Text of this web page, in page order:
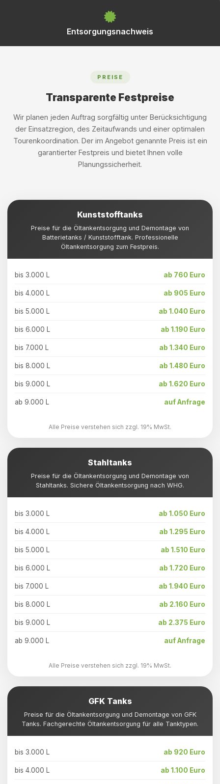
Entsorgungsnachweis
PREISE
Transparente Festpreise
Wir planen jeden Auftrag sorgfältig unter Berücksichtigung
der Einsatzregion, des Zeitaufwands und einer optimalen
Tourenkoordination. Der im Angebot genannte Preis ist ein
garantierter Festpreis und bietet Ihnen volle
Planungssicherheit.
Kunststofftanks
Preise für die Öltankentsorgung und Demontage von
Batterietanks / Kunststofftank. Professionelle
Öltankentsorgung zum Festpreis.
bis 3.000 L ab 760 Euro
bis 4.000 L ab 905 Euro
bis 5.000 L ab 1.040 Euro
bis 6.000 L ab 1.190 Euro
bis 7.000 L ab 1.340 Euro
bis 8.000 L ab 1.480 Euro
bis 9.000 L ab 1.620 Euro
ab 9.000 L auf Anfrage
Alle Preise verstehen sich zzgl. 19% MwSt.
Stahltanks
Preise für die Öltankentsorgung und Demontage von
Stahltanks. Sichere Öltankentsorgung nach WHG.
bis 3.000 L ab 1.050 Euro
bis 4.000 L ab 1.295 Euro
bis 5.000 L ab 1.510 Euro
bis 6.000 L ab 1.720 Euro
bis 7.000 L ab 1.940 Euro
bis 8.000 L ab 2.160 Euro
bis 9.000 L ab 2.375 Euro
ab 9.000 L auf Anfrage
Alle Preise verstehen sich zzgl. 19% MwSt.
GFK Tanks
Preise für die Öltankentsorgung und Demontage von GFK
Tanks. Fachgerechte Öltankentsorgung für alle Tanktypen.
bis 3.000 L ab 920 Euro
bis 4.000 L ab 1.100 Euro